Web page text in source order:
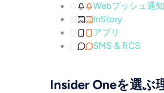
Webプッシュ通知
InStory
アプリ
SMS & RCS
Insider Oneを選ぶ